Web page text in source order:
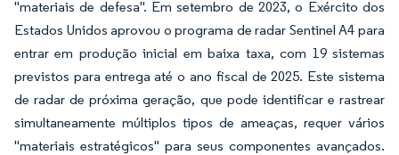
"materiais de defesa". Em setembro de 2023, o Exército dos
Estados Unidos aprovou o programa de radar Sentinel A4 para
entrar em produção inicial em baixa taxa, com 19 sistemas
previstos para entrega até o ano fiscal de 2025. Este sistema
de radar de próxima geração, que pode identificar e rastrear
simultaneamente múltiplos tipos de ameaças, requer vários
"materiais estratégicos" para seus componentes avançados.